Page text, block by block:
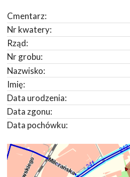
Cmentarz:
Nr kwatery:
Rząd:
Nr grobu:
Nazwisko:
Imię:
Data urodzenia:
Data zgonu:
Data pochówku: